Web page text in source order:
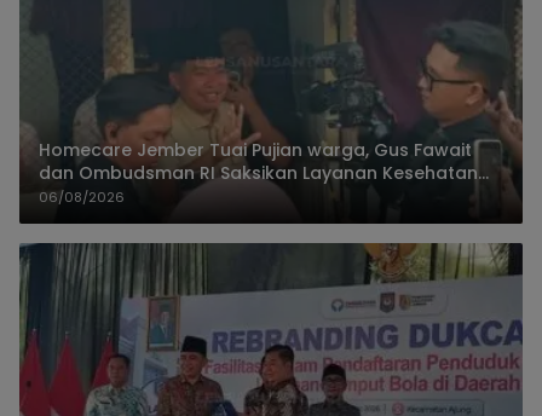
Homecare Jember Tuai Pujian warga, Gus Fawait
dan Ombudsman RI Saksikan Layanan Kesehatan
Rumah Pasien
06/08/2026